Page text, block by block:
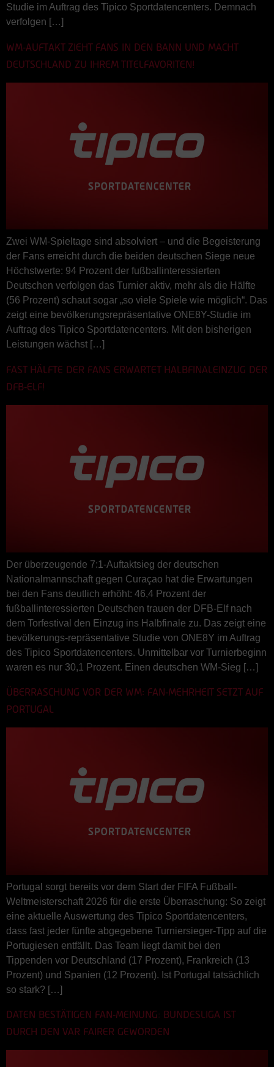
Studie im Auftrag des Tipico Sportdatencenters. Demnach
verfolgen […]
WM-AUFTAKT ZIEHT FANS IN DEN BANN UND MACHT
DEUTSCHLAND ZU IHREM TITELFAVORITEN!
Zwei WM-Spieltage sind absolviert – und die Begeisterung
der Fans erreicht durch die beiden deutschen Siege neue
Höchstwerte: 94 Prozent der fußballinteressierten
Deutschen verfolgen das Turnier aktiv, mehr als die Hälfte
(56 Prozent) schaut sogar „so viele Spiele wie möglich“. Das
zeigt eine bevölkerungsrepräsentative ONE8Y-Studie im
Auftrag des Tipico Sportdatencenters. Mit den bisherigen
Leistungen wächst […]
FAST HÄLFTE DER FANS ERWARTET HALBFINALEINZUG DER
DFB-ELF!
Der überzeugende 7:1-Auftaktsieg der deutschen
Nationalmannschaft gegen Curaçao hat die Erwartungen
bei den Fans deutlich erhöht: 46,4 Prozent der
fußballinteressierten Deutschen trauen der DFB-Elf nach
dem Torfestival den Einzug ins Halbfinale zu. Das zeigt eine
bevölkerungs-repräsentative Studie von ONE8Y im Auftrag
des Tipico Sportdatencenters. Unmittelbar vor Turnierbeginn
waren es nur 30,1 Prozent. Einen deutschen WM-Sieg […]
ÜBERRASCHUNG VOR DER WM: FAN-MEHRHEIT SETZT AUF
PORTUGAL
Portugal sorgt bereits vor dem Start der FIFA Fußball-
Weltmeisterschaft 2026 für die erste Überraschung: So zeigt
eine aktuelle Auswertung des Tipico Sportdatencenters,
dass fast jeder fünfte abgegebene Turniersieger-Tipp auf die
Portugiesen entfällt. Das Team liegt damit bei den
Tippenden vor Deutschland (17 Prozent), Frankreich (13
Prozent) und Spanien (12 Prozent). Ist Portugal tatsächlich
so stark? […]
DATEN BESTÄTIGEN FAN-MEINUNG: BUNDESLIGA IST
DURCH DEN VAR FAIRER GEWORDEN